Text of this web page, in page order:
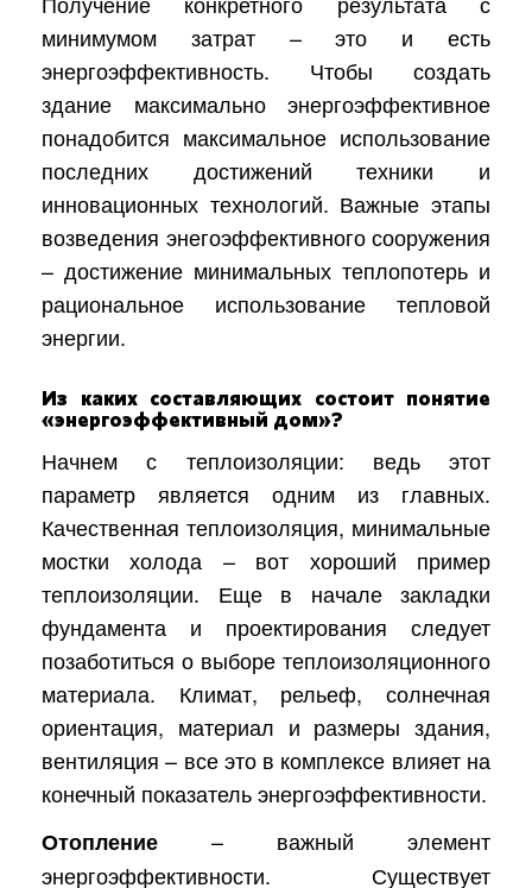
минимумом затрат – это и есть
энергоэффективность. Чтобы создать
здание максимально энергоэффективное
понадобится максимальное использование
последних достижений техники и
инновационных технологий. Важные этапы
возведения энегоэффективного сооружения
– достижение минимальных теплопотерь и
рациональное использование тепловой
энергии.
Из каких составляющих состоит понятие
«энергоэффективный дом»?
Начнем с теплоизоляции: ведь этот
параметр является одним из главных.
Качественная теплоизоляция, минимальные
мостки холода – вот хороший пример
теплоизоляции. Еще в начале закладки
фундамента и проектирования следует
позаботиться о выборе теплоизоляционного
материала. Климат, рельеф, солнечная
ориентация, материал и размеры здания,
вентиляция – все это в комплексе влияет на
конечный показатель энергоэффективности.
Отопление – важный элемент
энергоэффективности. Существует